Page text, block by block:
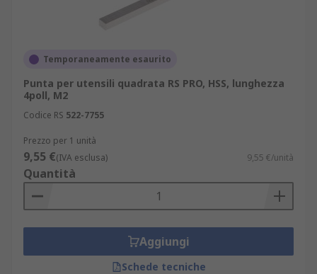
Temporaneamente esaurito
Punta per utensili quadrata RS PRO, HSS, lunghezza
4poll, M2
Codice RS 522-7755
Prezzo per 1 unità
9,55 €(IVA esclusa) 9,55 €/unità
Quantità
Aggiungi
Schede tecniche